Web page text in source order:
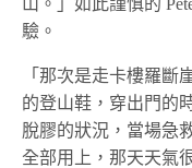
驗。
「那次是走卡樓羅斷
的登山鞋，穿出門的
脫膠的狀況，當場急
全部用上，那天天氣